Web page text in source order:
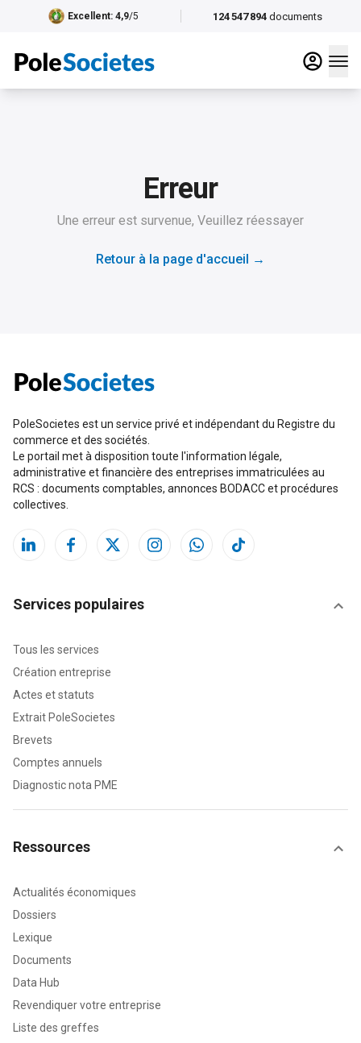
124 547 894 documents
Excellent: 4,9/5
Erreur
Une erreur est survenue, Veuillez réessayer
Retour à la page d'accueil →
PoleSocietes est un service privé et indépendant du Registre du
commerce et des sociétés.
Le portail met à disposition toute l'information légale,
administrative et financière des entreprises immatriculées au
RCS : documents comptables, annonces BODACC et procédures
collectives.
Services populaires
Tous les services
Création entreprise
Actes et statuts
Extrait PoleSocietes
Brevets
Comptes annuels
Diagnostic nota PME
Ressources
Actualités économiques
Dossiers
Lexique
Documents
Data Hub
Revendiquer votre entreprise
Liste des greffes